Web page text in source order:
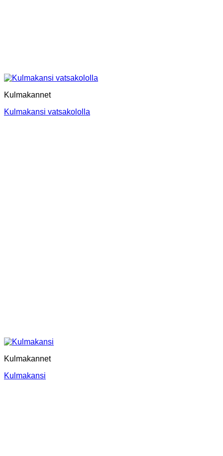
Kulmakannet
Kulmakansi vatsakololla
Kulmakannet
Kulmakansi